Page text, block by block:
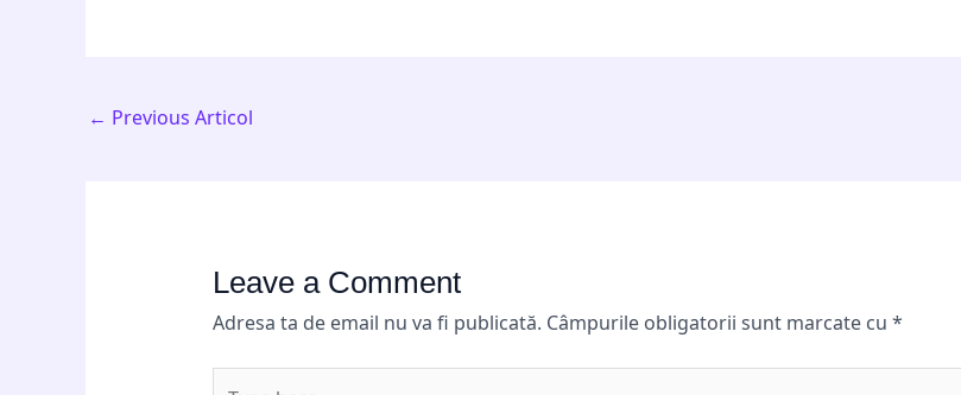
← Previous Articol
Leave a Comment
Adresa ta de email nu va fi publicată. Câmpurile obligatorii sunt marcate cu *